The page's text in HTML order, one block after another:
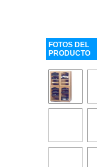
FOTOS DEL
PRODUCTO